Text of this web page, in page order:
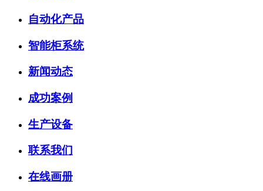
自动化产品
智能柜系统
新闻动态
成功案例
生产设备
联系我们
在线画册